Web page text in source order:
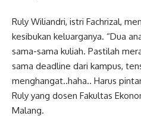
Ruly Wiliandri, istri Fachrizal,
kesibukan keluarganya. “Dua
sama-sama kuliah. Pastilah
sama deadline dari kampus,
menghangat..haha.. Harus
Ruly yang dosen Fakultas
Malang.